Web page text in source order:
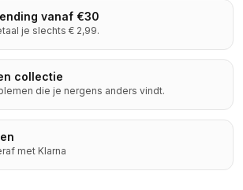
vanaf €30
je slechts € 2,99.
collectie
die je nergens anders vindt.
met Klarna